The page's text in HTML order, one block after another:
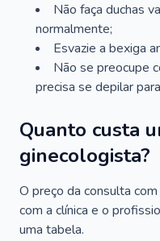
Não faça duchas
normalmente;
Esvazie a bexiga
Não se preocupe
precisa se depilar
Quanto custa
ginecologista?
O preço da consulta
com a clínica e o
uma tabela.